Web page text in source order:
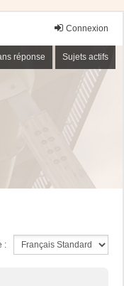
Connexion
réponse Sujets actifs
: